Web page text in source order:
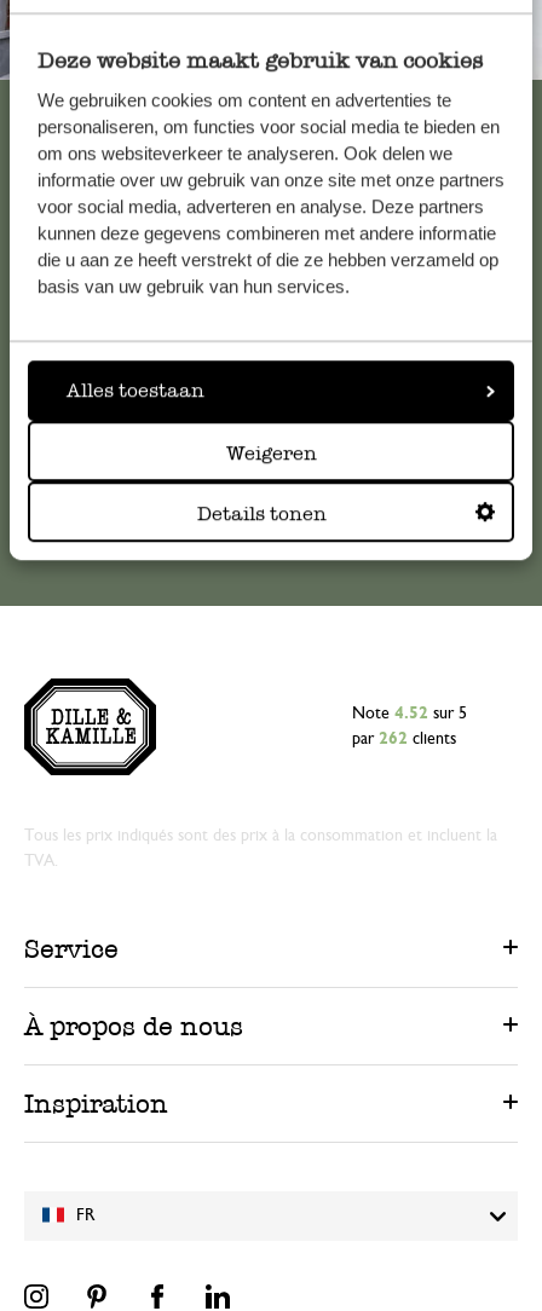
Deze website maakt gebruik van cookies
We gebruiken cookies om content en advertenties te
personaliseren, om functies voor social media te bieden en
om ons websiteverkeer te analyseren. Ook delen we
informatie over uw gebruik van onze site met onze partners
voor social media, adverteren en analyse. Deze partners
kunnen deze gegevens combineren met andere informatie
die u aan ze heeft verstrekt of die ze hebben verzameld op
basis van uw gebruik van hun services.
Alles toestaan
Weigeren
Details tonen
Toujours à proximité
Voir les 62 magasins
Service clientèle
Pour toute question ou demande de conseil ou d’aide,
Service client en ligne
FR
Note 4.52 sur 5
par 262 clients
Tous les prix indiqués sont des prix à la consommation et incluent la
TVA.
Service
À propos de nous
Inspiration